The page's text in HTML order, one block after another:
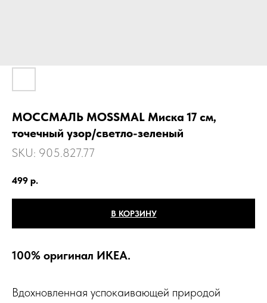
МОССМАЛЬ MOSSMAL Миска 17 см,
точечный узор/светло-зеленый
SKU: 905.827.77
499 р.
В КОРЗИНУ
100% оригинал ИКЕА.
Вдохновленная успокаивающей природой